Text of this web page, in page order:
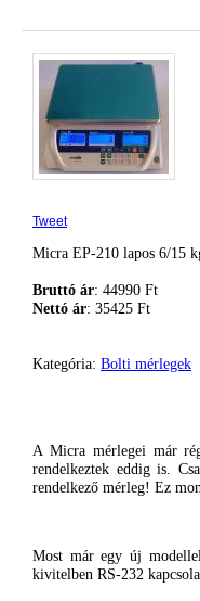
Tweet
Micra EP-210 lapos 6/15
Bruttó ár: 44990 Ft
Nettó ár: 35425 Ft
Kategória: Bolti mérlegek
A Micra mérlegei már
rendelkeztek eddigis.
rendelkező mérleg! Ez
Most már egy új modellel
kivitelben RS-232